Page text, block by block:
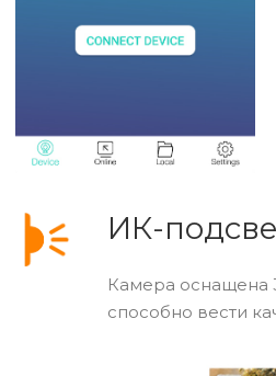
ИК-
Камера оснащена
способно вести